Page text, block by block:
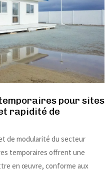
pour sites
rapidité de
de modularité du secteur
temporaires offrent une
en œuvre, conforme aux